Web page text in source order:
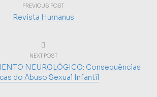
PREVIOUS POST
Revista Humanus
NEXT POST
NEUROLÓGICO: Consequências
do Abuso Sexual Infantil